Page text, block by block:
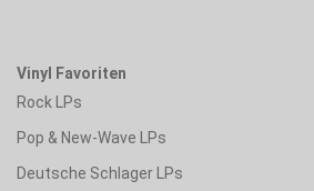
Vinyl Favoriten
Rock LPs
Pop & New-Wave LPs
Deutsche Schlager LPs